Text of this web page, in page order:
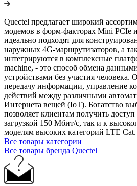
Quectel предлагает широкий
модемов в форм-факторах Mini PCIe
идеально подходят для
наружных 4G-маршрутизаторов, а
интегрируются в комплексные
machine, - это способ обмена
устройствами без участия человека.
передачу информации, управление
действий между различными
Интернета вещей (IoT). Богатство
позволяет клиентам получить
загрузкой 150 Мбит/с, так и к
моделям высоких категорий LTE
Все товары категории
Все товары бренда Quectel